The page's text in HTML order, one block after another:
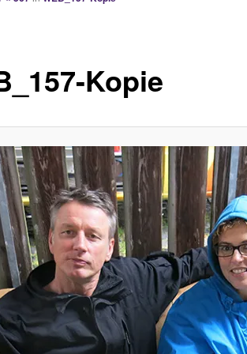
Kopie